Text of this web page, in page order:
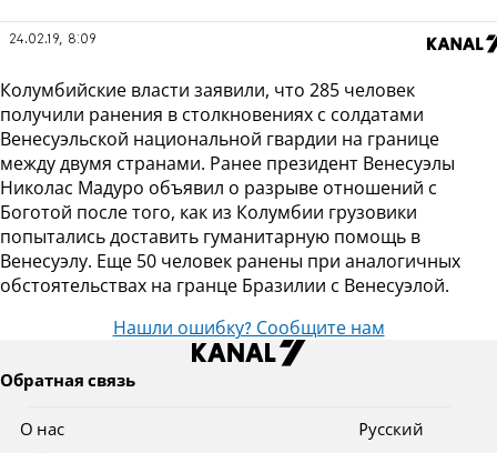
24.02.19, 8:09
Колумбийские власти заявили, что 285 человек
получили ранения в столкновениях с солдатами
Венесуэльской национальной гвардии на границе
между двумя странами. Ранее президент Венесуэлы
Николас Мадуро объявил о разрыве отношений с
Боготой после того, как из Колумбии грузовики
попытались доставить гуманитарную помощь в
Венесуэлу. Еще 50 человек ранены при аналогичных
обстоятельствах на гранце Бразилии с Венесуэлой.
Нашли ошибку? Сообщите нам
Обратная связь
О нас
Pусский